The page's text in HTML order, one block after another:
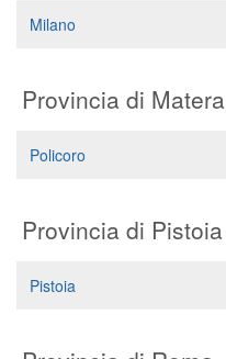
Milano
Provincia di Matera
Policoro
Provincia di Pistoia
Pistoia